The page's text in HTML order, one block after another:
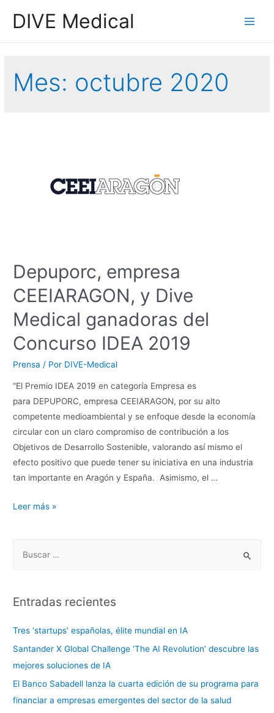
DIVE Medical
Mes: octubre 2020
Depuporc, empresa
CEEIARAGON, y Dive
Medical ganadoras del
Concurso IDEA 2019
Prensa / Por DIVE-Medical
“El Premio IDEA 2019 en categoría Empresa es
para DEPUPORC, empresa CEEIARAGON, por su alto
competente medioambiental y se enfoque desde la economía
circular con un claro compromiso de contribución a los
Objetivos de Desarrollo Sostenible, valorando así mismo el
efecto positivo que puede tener su iniciativa en una industria
tan importante en Aragón y España. Asimismo, el …
Leer más »
Entradas recientes
Tres ‘startups’ españolas, élite mundial en IA
Santander X Global Challenge ‘The AI Revolution’ descubre las
mejores soluciones de IA
El Banco Sabadell lanza la cuarta edición de su programa para
financiar a empresas emergentes del sector de la salud